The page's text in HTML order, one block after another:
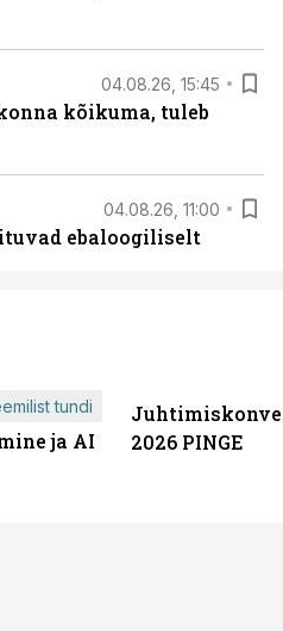
04.08.26, 15:45
kõikuma, tuleb
04.08.26, 11:00
ebaloogiliselt
ja AI
tundi
2026 PINGE